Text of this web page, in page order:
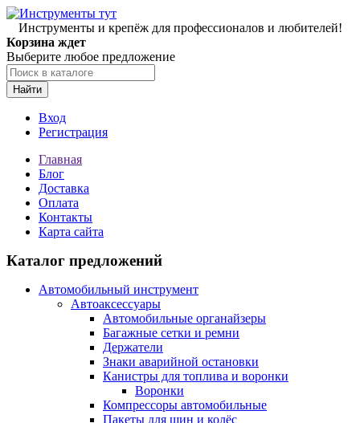
Инструменты и крепёж для профессионалов и любителей!
Корзина ждет
Выберите любое предложение
Найти
Вход
Регистрация
Главная
Блог
Доставка
Оплата
Контакты
Карта сайта
Каталог предложений
Автомобильный инструмент
Автоаксессуары
Автомобильные органайзеры
Багажные сетки и ремни
Держатели
Знаки аварийной остановки
Канистры для топлива и воронки
Воронки
Компрессоры автомобильные
Пакеты для шин и колёс